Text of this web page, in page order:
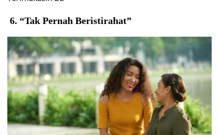
6. “Tak Pernah Beristirahat”